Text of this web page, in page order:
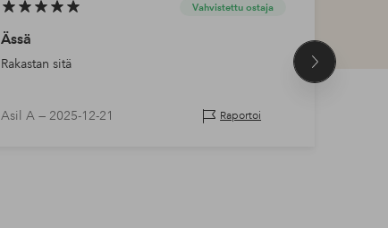
Vahvistettu ostaja
Ässä
Rakastan sitä
Asil A —2025-12-21 Raportoi
Seuraava